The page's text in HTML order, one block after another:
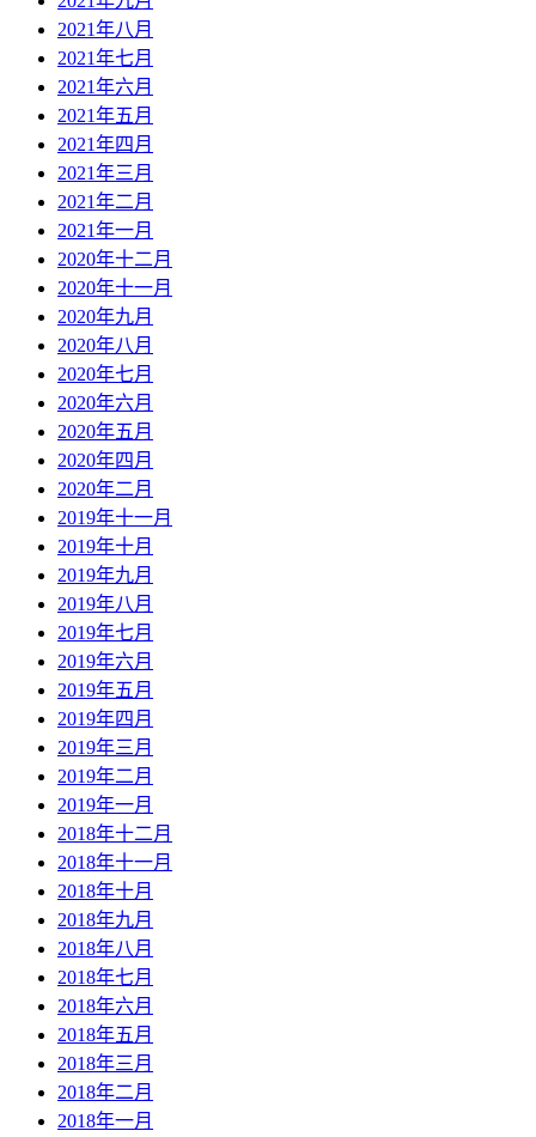
2021年八月
2021年七月
2021年六月
2021年五月
2021年四月
2021年三月
2021年二月
2021年一月
2020年十二月
2020年十一月
2020年九月
2020年八月
2020年七月
2020年六月
2020年五月
2020年四月
2020年二月
2019年十一月
2019年十月
2019年九月
2019年八月
2019年七月
2019年六月
2019年五月
2019年四月
2019年三月
2019年二月
2019年一月
2018年十二月
2018年十一月
2018年十月
2018年九月
2018年八月
2018年七月
2018年六月
2018年五月
2018年三月
2018年二月
2018年一月